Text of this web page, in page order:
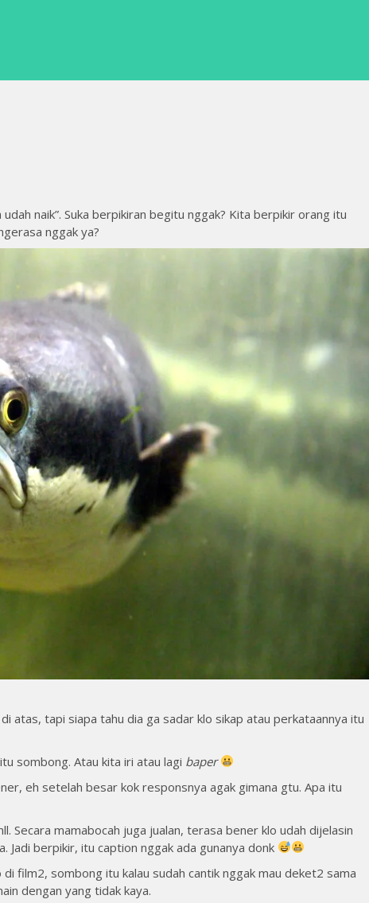
naik”. Suka berpikiran begitu nggak? Kita berpikir orang itu
nggak ya?
atas, tapi siapa tahu dia ga sadar klo sikap atau perkataannya itu
sombong. Atau kita iri atau lagi baper
eh setelah besar kok responsnya agak gimana gtu. Apa itu
Secara mamabocah juga jualan, terasa bener klo udah dijelasin
berpikir, itu caption nggak ada gunanya donk
film2, sombong itu kalau sudah cantik nggak mau deket2 sama
dengan yang tidak kaya.